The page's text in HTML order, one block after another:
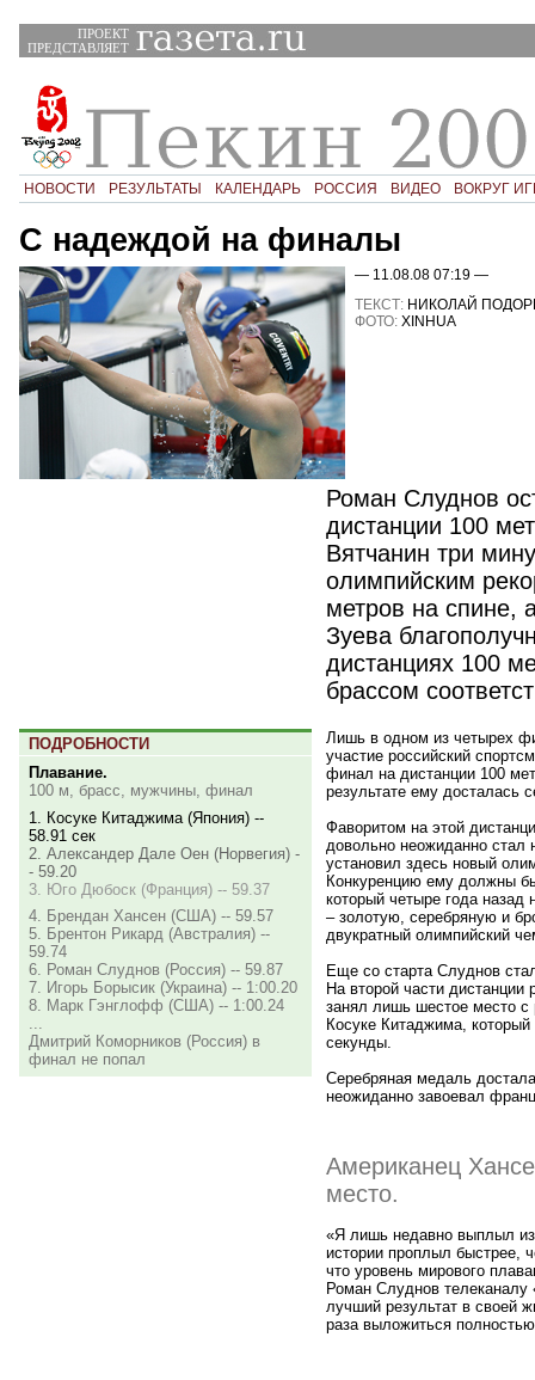
ПРОЕКТ
ПРЕДСТАВЛЯЕТ
НОВОСТИ РЕЗУЛЬТАТЫ КАЛЕНДАРЬ РОССИЯ ВИДЕО ВОКРУГ
С надеждой на финалы
— 11.08.08 07:19 —
ТЕКСТ: НИКОЛАЙ
ФОТО: XINHUA
Роман Слуднов
дистанции 100
Вятчанин три
олимпийским
метров на
Зуева
дистанциях 100
брассом
ПОДРОБНОСТИ
Плавание.
100 м, брасс, мужчины, финал
1. Косуке Китаджима (Япония) --
58.91 сек
2. Александер Дале Оен (Норвегия) -
- 59.20
3. Юго Дюбоск (Франция) -- 59.37
4. Брендан Хансен (США) -- 59.57
5. Брентон Рикард (Австралия) --
59.74
6. Роман Слуднов (Россия) -- 59.87
7. Игорь Борысик (Украина) -- 1:00.20
8. Марк Гэнглофф (США) -- 1:00.24
...
Дмитрий Коморников (Россия) в
финал не попал
Лишь в одном из четырех
участие российский
финал на дистанции 100
результате ему досталась
Фаворитом на этой
довольно неожиданно
установил здесь новый
Конкуренцию ему должны
который четыре года
– золотую, серебряную и
двукратный олимпийский
Еще со старта Слуднов
На второй части дистанции
занял лишь шестое место
Косуке Китаджима,
секунды.
Серебряная медаль
неожиданно завоевал
Американец
место.
«Я лишь недавно выплыл
истории проплыл быстрее,
что уровень мирового
Роман Слуднов телеканалу
лучший результат в своей
раза выложиться